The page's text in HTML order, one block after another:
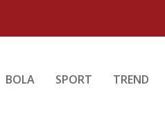
BOLA SPORT TREND